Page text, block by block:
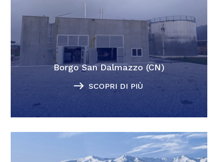
Borgo San Dalmazzo (CN)
SCOPRI DI PIÙ